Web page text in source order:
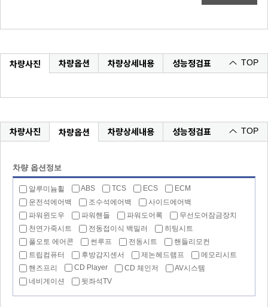
차량사진 차량옵션 차량상세내용 성능정검표 TOP
차량사진 차량옵션 차량상세내용 성능정검표 TOP
차량 옵션정보
알루미늄휠 ABS TCS ECS
ECM
운전석에어백
조수석에어백
사이드에어백
파워윈도우
파워핸들 파워도어록
무선도어잠금장치
천연가죽시트
전동접이식 백밀러
히팅시트
풀오토 에어콘
썬루프 전동시트
핸들리모컨
트립컴퓨터
후방감지센서 제논헤드램프
메모리시트
핸즈프리
CD Player CD 체인저
AV시스템
네비게이션
뒷좌석TV